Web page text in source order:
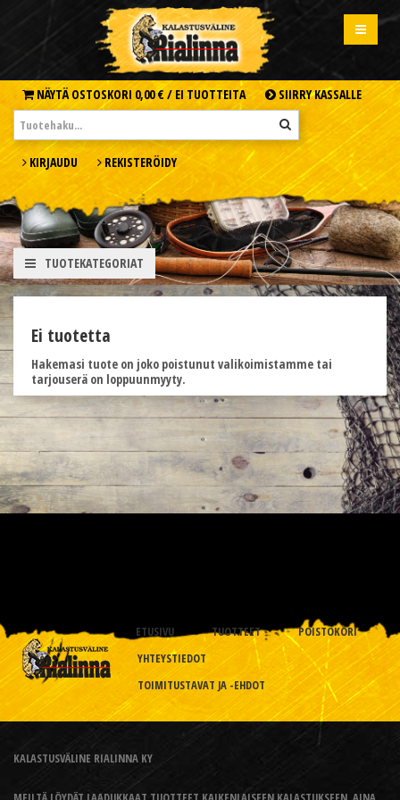
NÄYTÄ OSTOSKORI 0,00 € / EI TUOTTEITA SIIRRY KASSALLE
KIRJAUDU REKISTERÖIDY
TUOTEKATEGORIAT
Ei tuotetta
Hakemasi tuote on joko poistunut valikoimistamme tai
tarjouserä on loppuunmyyty.
ETUSIVU TUOTTEET
POISTOKORI
YHTEYSTIEDOT
TOIMITUSTAVAT JA -EHDOT
KALASTUSVÄLINE RIALINNA KY